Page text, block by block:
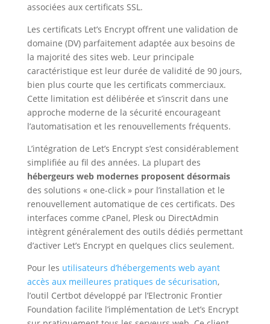
associées aux certificats SSL.
Les certificats Let’s Encrypt offrent une validation de
domaine (DV) parfaitement adaptée aux besoins de
la majorité des sites web. Leur principale
caractéristique est leur durée de validité de 90 jours,
bien plus courte que les certificats commerciaux.
Cette limitation est délibérée et s’inscrit dans une
approche moderne de la sécurité encourageant
l’automatisation et les renouvellements fréquents.
L’intégration de Let’s Encrypt s’est considérablement
simplifiée au fil des années. La plupart des
hébergeurs web modernes proposent désormais
des solutions « one-click » pour l’installation et le
renouvellement automatique de ces certificats. Des
interfaces comme cPanel, Plesk ou DirectAdmin
intègrent généralement des outils dédiés permettant
d’activer Let’s Encrypt en quelques clics seulement.
Pour les utilisateurs d’hébergements web ayant
accès aux meilleures pratiques de sécurisation,
l’outil Certbot développé par l’Electronic Frontier
Foundation facilite l’implémentation de Let’s Encrypt